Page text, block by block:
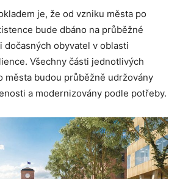
je, že od vzniku města po
bude dbáno na průběžné
dočasných obyvatel v oblasti
Všechny části jednotlivých
města budou průběžně udržovány
a modernizovány podle potřeby.